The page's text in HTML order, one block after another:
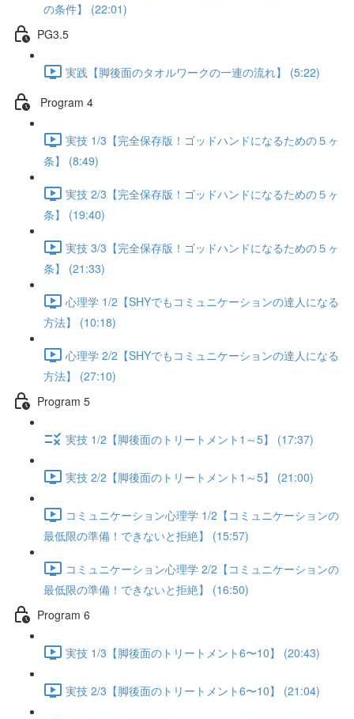
の条件】 (22:01)
PG3.5
実践【脚後面のタオルワークの一連の流れ】 (5:22)
Program 4
実技 1/3【完全保存版！ゴッドハンドになるための５ヶ
条】 (8:49)
実技 2/3【完全保存版！ゴッドハンドになるための５ヶ
条】 (19:40)
実技 3/3【完全保存版！ゴッドハンドになるための５ヶ
条】 (21:33)
心理学 1/2【SHYでもコミュニケーションの達人になる
方法】 (10:18)
心理学 2/2【SHYでもコミュニケーションの達人になる
方法】 (27:10)
Program 5
実技 1/2【脚後面のトリートメント1～5】 (17:37)
実技 2/2【脚後面のトリートメント1～5】 (21:00)
コミュニケーション心理学 1/2【コミュニケーションの
最低限の準備！できないと拒絶】 (15:57)
コミュニケーション心理学 2/2【コミュニケーションの
最低限の準備！できないと拒絶】 (16:50)
Program 6
実技 1/3【脚後面のトリートメント6〜10】 (20:43)
実技 2/3【脚後面のトリートメント6〜10】 (21:04)